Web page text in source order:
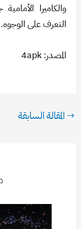
التعرف على الوجوه.
المصدر: 4apk
→ المقالة السابقة